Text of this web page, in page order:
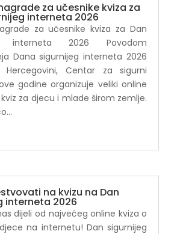
za učesnike kviza za
interneta 2026
za učesnike kviza za Dan
interneta 2026 Povodom
Dana sigurnijeg interneta 2026
Centar za sigurni
godine organizuje veliki online
za djecu i mlade širom zemlje.
na kvizu na Dan
interneta 2026
dijeli od najvećeg online kviza o
na internetu! Dan sigurnijeg